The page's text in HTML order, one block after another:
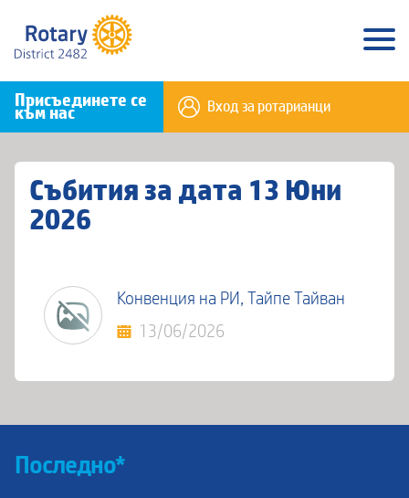
Присъединете се
към нас Вход за ротарианци
Събития за дата 13 Юни
2026
Конвенция на РИ, Тайпе Тайван
13/06/2026
Последно*